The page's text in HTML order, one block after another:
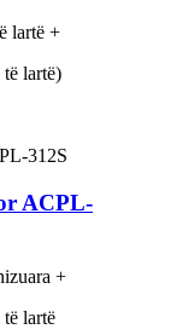
lartë +
lartë)
ACPL-
+
të lartë